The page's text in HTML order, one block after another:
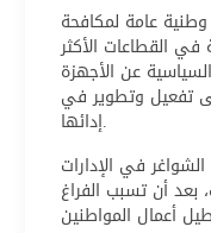
عامة لمكافحة
في القطاعات الأكثر
عن الأجهزة
تفعيل وتطوير في
إدائها.
في الإدارات
بعد أن تسبب الفراغ